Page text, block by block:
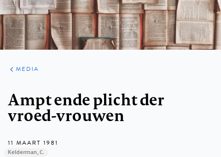
ARTIKELEN
VARIA
MEDIA
Ampt ende plicht der
vroed-vrouwen
11 MAART 1981
Kelderman, C.